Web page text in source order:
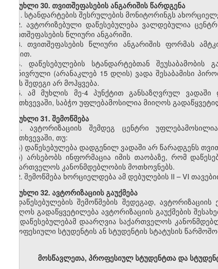
მუხლი30. თვითშეფასების ანგარიშის წარდგენა
1. სტანდარტების შესრულების მონიტორინგს
2. ავტორიზებული დაწესებულება ვალდებულია
თვითშეფასების წლიური ანგარიში.
3. თვითშეფასების წლიური ანგარიშის ფორმას
აქტით.
4. დაწესებულების სტანდარტებთან შეუსაბამობის
გონივრული (არანაკლებ 15 დღის) ვადა შესაბამისი
ამას შედეგი არ მოჰყვება.
5. ამ მუხლის მე-4 პუნქტით განსაზღვრულ ვადაში
შემთხვევაში, საბჭო უფლებამოსილია მიიღოს
მუხლი31. შემოწმება
1. ავტორიზაციის შემდეგ ცენტრი
შემთხვევაში, თუ:
ა) დაწესებულება დადგენილ ვადაში არ წარადგენს
ბ) არსებობს ინფორმაცია იმის თაობაზე, რომ
საქართველოს კანონმდებლობის მოთხოვნებს.
2. შემოწმება ხორციელდება ამ დებულების II – VI
მუხლი32. ავტორიზაციისგაუქმება
დაწესებულების შემოწმების შედეგად, ავტორიზაციის
მიიღოს გადაწყვეტილება ავტორიზაციის გაუქმების
თუ დაწესებულებამ დაარღვია საქართველოს
პროფესიული სტუდენტის ან სტუდენტის სტატუსის
მოსწავლეთა, პროფესიულ სტუდენტთა და